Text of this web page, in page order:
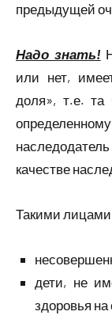
предыдущей
Надо знать!
или нет,
доля», т.е. та
качестве
Такими лицами
дети, не
здоровья